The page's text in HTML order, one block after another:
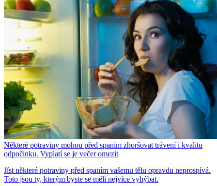
Některé potraviny mohou před spaním zhoršovat trávení i kvalitu
odpočinku. Vyplatí se je večer omezit
Jíst některé potraviny před spaním vašemu tělu opravdu neprospívá.
Toto jsou ty, kterým byste se měli nejvíce vyhýbat.